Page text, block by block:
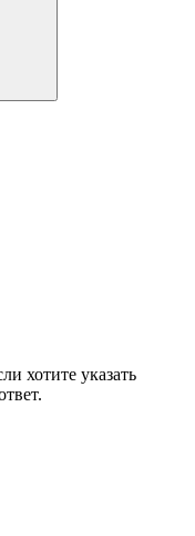
хотите указать